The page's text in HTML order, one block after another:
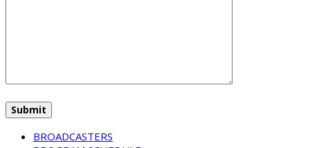
BROADCASTERS